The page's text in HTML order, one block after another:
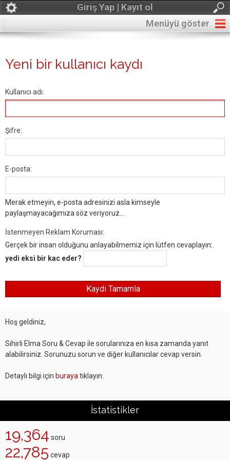
Giriş Yap | Kayıt ol
Menüyü göster
Yeni bir kullanıcı kaydı
Kullanıcı adı:
Şifre:
E-posta:
Merak etmeyin, e-posta adresinizi asla kimseyle
paylaşmayacağımıza söz veriyoruz...
İstenmeyen Reklam Koruması:
Gerçek bir insan olduğunu anlayabilmemiz için lütfen cevaplayın:.
yedi eksi bir kac eder?
Hoş geldiniz,
Sihirli Elma Soru & Cevap ile sorularınıza en kısa zamanda yanıt
alabilirsiniz. Sorunuzu sorun ve diğer kullanıcılar cevap versin.
Detaylı bilgi için buraya tıklayın.
İstatistikler
19,364 soru
22,785 cevap